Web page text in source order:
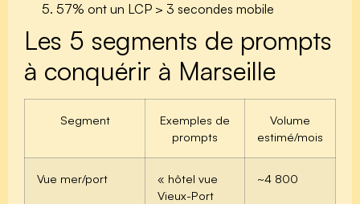
57% ont un LCP > 3 secondes mobile
Les 5 segments de prompts
à conquérir à Marseille
Segment
Exemples de
prompts
Volume
estimé/mois
Vue mer/port
« hôtel vue
Vieux-Port
~4 800